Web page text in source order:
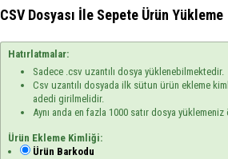
CSV Dosyası İle Sepete Ürün Yükleme
Hatırlatmalar:
Sadece .csv uzantılı dosya yüklenebilmektedir.
Csv uzantılı dosyada ilk sütun ürün ekleme
adedi girilmelidir.
Aynı anda en fazla 1000 satır dosya yüklemeniz
Ürün Ekleme Kimliği:
Ürün Barkodu